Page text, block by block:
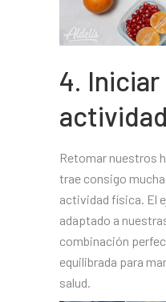
4. Iniciar
Retomar nuestros
trae consigo
actividad física. El
adaptado a
combinación
equilibrada para
salud.